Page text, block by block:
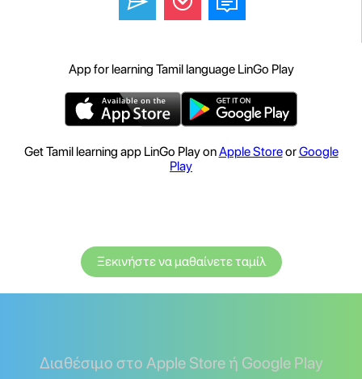
App for learning Tamil language LinGo Play
Get Tamil learning app LinGo Play onApple StoreorGoogle
Play
Ξεκινήστε να μαθαίνετε ταμίλ
Διαθέσιμο στο Apple Store ή Google Play